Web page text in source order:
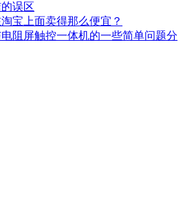
误区
宝上面卖得那么便宜？
阻屏触控一体机的一些简单问题分